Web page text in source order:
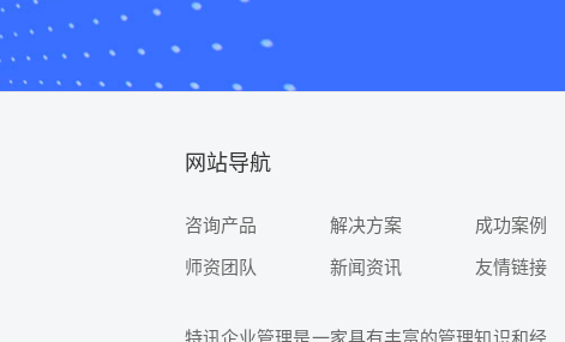
网站导航
咨询产品 解决方案 成功案例
师资团队 新闻资讯 友情链接
特讯企业管理是一家具有丰富的管理知识和经